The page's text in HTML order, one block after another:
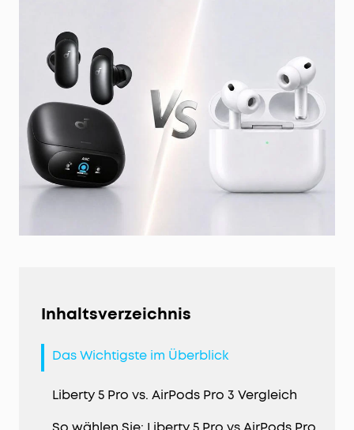
Inhaltsverzeichnis
Das Wichtigste im Überblick
Liberty 5 Pro vs. AirPods Pro 3 Vergleich